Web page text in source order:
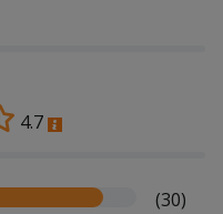
4.7
(30)